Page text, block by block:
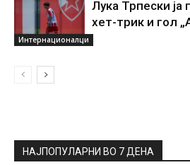
Интернационалци
Лука Трпески ја
хет-трик и гол
НАЈПОПУЛАРНИ ВО 7 ДЕНА